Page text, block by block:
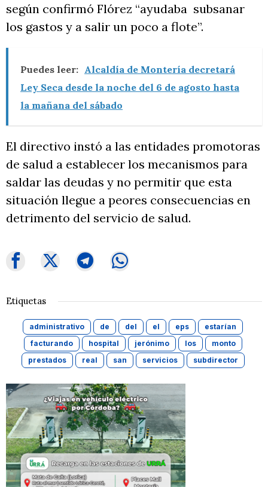
según confirmó Flórez “ayudaba subsanar
los gastos y a salir un poco a flote”.
Puedes leer: Alcaldía de Montería decretará
Ley Seca desde la noche del 6 de agosto hasta
la mañana del sábado
El directivo instó a las entidades promotoras
de salud a establecer los mecanismos para
saldar las deudas y no permitir que esta
situación llegue a peores consecuencias en
detrimento del servicio de salud.
Etiquetas
administrativo de del el eps
estarían
facturando
hospital jerónimo los
monto
prestados
real san servicios subdirector